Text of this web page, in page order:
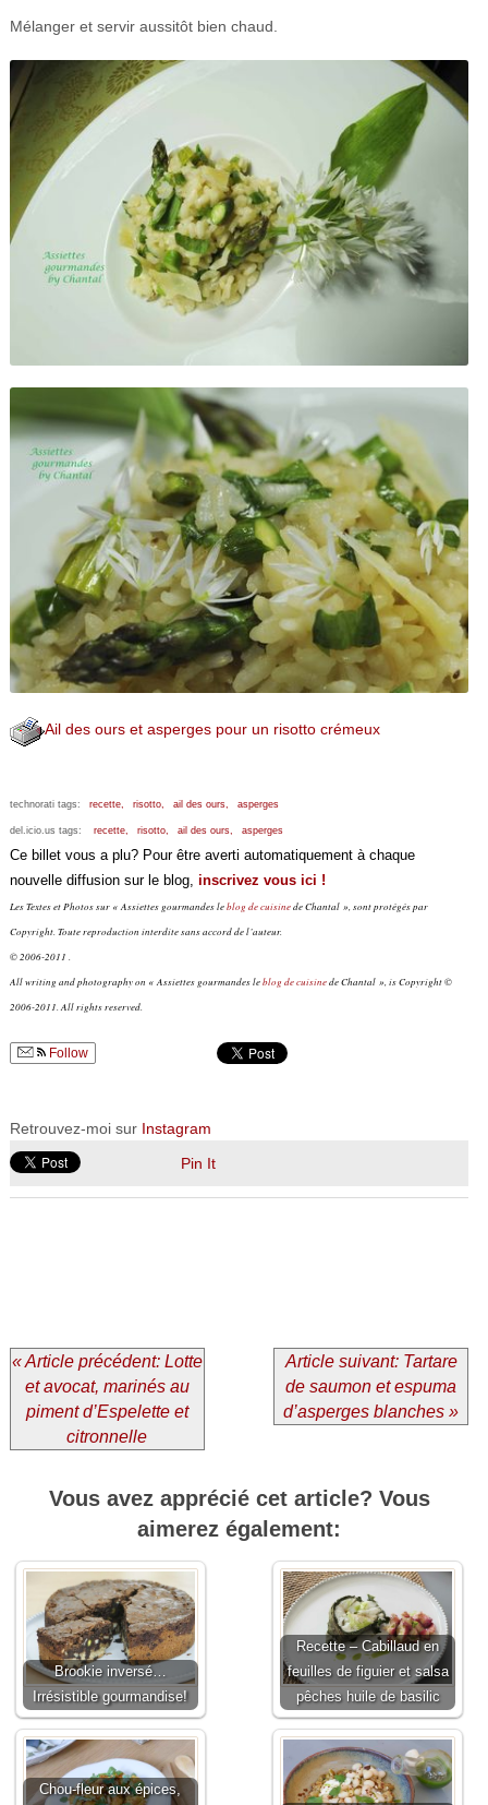
Mélanger et servir aussitôt bien chaud.
Ail des ours et asperges pour un risotto crémeux
technorati tags: recette, risotto, ail des ours, asperges
del.icio.us tags: recette, risotto, ail des ours, asperges
Ce billet vous a plu? Pour être averti automatiquement à chaque
nouvelle diffusion sur le blog, inscrivez vous ici !
Les Textes et Photos sur « Assiettes gourmandes leblog de cuisinede Chantal », sont protégés par
Copyright. Toute reproduction interdite sans accord de l’auteur.
© 2006-2011 .
All writing and photography on « Assiettes gourmandes leblog de cuisinede Chantal », is Copyright ©
2006-2011. All rights reserved.
Follow
Retrouvez-moi sur Instagram
Pin It
« Article précédent: Lotte
et avocat, marinés au
piment d’Espelette et
citronnelle
Article suivant: Tartare
de saumon et espuma
d’asperges blanches »
Vous avez apprécié cet article? Vous
aimerez également:
Brookie inversé…
Irrésistible gourmandise!
Recette – Cabillaud en
feuilles de figuier et salsa
pêches huile de basilic
Chou-fleur aux épices,